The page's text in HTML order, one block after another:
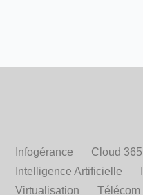
Infogérance Cloud 365
Intelligence Artificielle
Virtualisation
Télécom